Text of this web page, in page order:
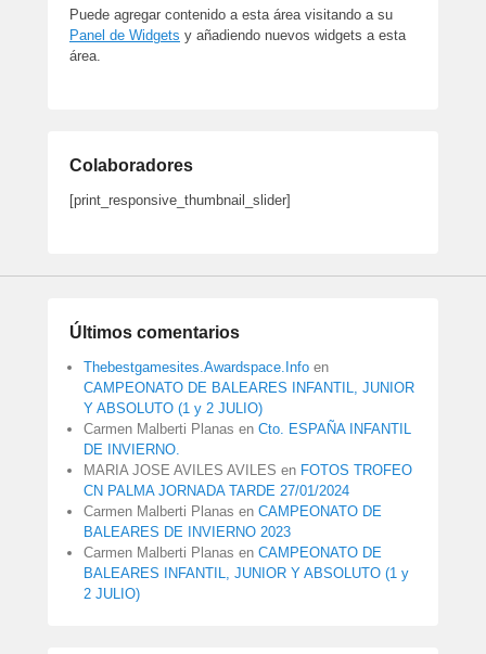
Puede agregar contenido a esta área visitando a su
Panel de Widgets y añadiendo nuevos widgets a esta
área.
Colaboradores
[print_responsive_thumbnail_slider]
Últimos comentarios
Thebestgamesites.Awardspace.Info en
CAMPEONATO DE BALEARES INFANTIL, JUNIOR
Y ABSOLUTO (1 y 2 JULIO)
Carmen Malberti Planas en Cto. ESPAÑA INFANTIL
DE INVIERNO.
MARIA JOSE AVILES AVILES en FOTOS TROFEO
CN PALMA JORNADA TARDE 27/01/2024
Carmen Malberti Planas en CAMPEONATO DE
BALEARES DE INVIERNO 2023
Carmen Malberti Planas en CAMPEONATO DE
BALEARES INFANTIL, JUNIOR Y ABSOLUTO (1 y
2 JULIO)